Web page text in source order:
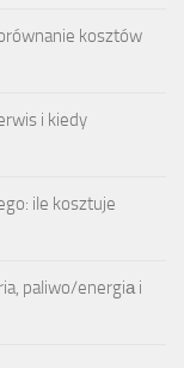
kosztów
i kiedy
ile kosztuje
paliwo/energiа i